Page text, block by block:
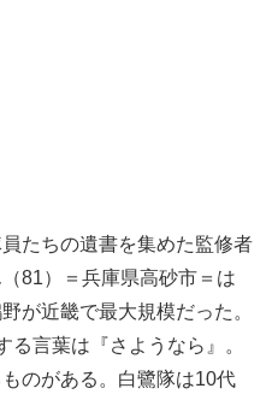
たちの遺書を集めた監修者
81）＝兵庫県高砂市＝は
が近畿で最大規模だった。
る言葉は『さようなら』。
のがある。白鷺隊は10代